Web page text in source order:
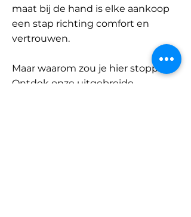
maat bij de hand is elke aankoop
een stap richting comfort en
vertrouwen.
Maar waarom zou je hier stoppen?
Ontdek onze uitgebreide